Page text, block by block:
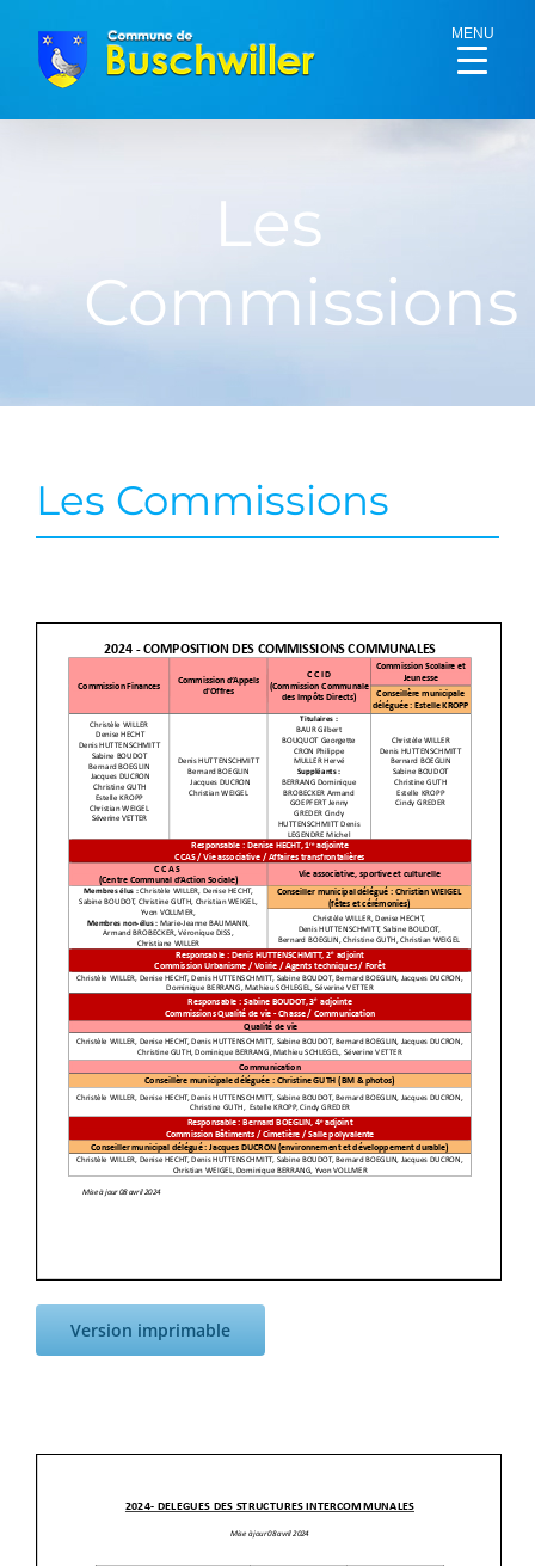
MENU
contenu
Les
Commissions
Les Commissions
Version imprimable